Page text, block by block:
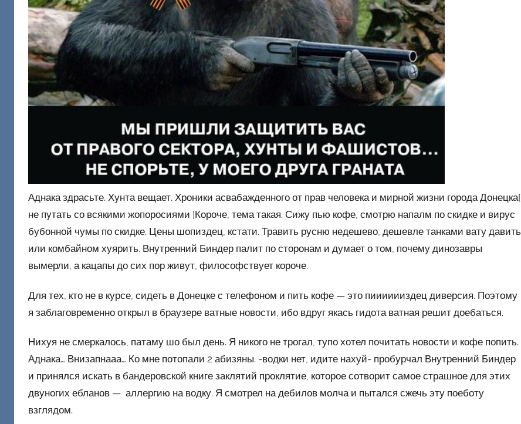
н
е
ц
к
Аднака здрасьте. Хунта вещает. Хроники асвабажденного от прав человека и мирной жизни города Донецка[
не путать со всякими жопоросиями ]Короче, тема такая. Сижу пью кофе, смотрю напалм по скидке и вирус
бубонной чумы по скидке. Цены шопиздец, кстати. Травить русню недешево, дешевле танками вату давить
или комбайном хуярить. Внутренний Биндер палит по сторонам и думает о том, почему динозавры
вымерли, а кацапы до сих пор живут, философствует короче.
Для тех, кто не в курсе, сидеть в Донецке с телефоном и пить кофе — это пииииииздец диверсия. Поэтому
я заблаговременно открыл в браузере ватные новости, ибо вдруг якась гидота ватная решит доебаться.
Нихуя не смеркалось, патаму шо был день. Я никого не трогал, тупо хотел почитать новости и кофе попить.
Аднака… Внизапнааа… Ко мне потопали 2 абизяны. -водки нет, идите нахуй- пробурчал Внутренний Биндер
и принялся искать в бандеровской книге заклятий проклятие, которое сотворит самое страшное для этих
двуногих ебланов — аллергию на водку. Я смотрел на дебилов молча и пытался сжечь эту поеботу
взглядом.